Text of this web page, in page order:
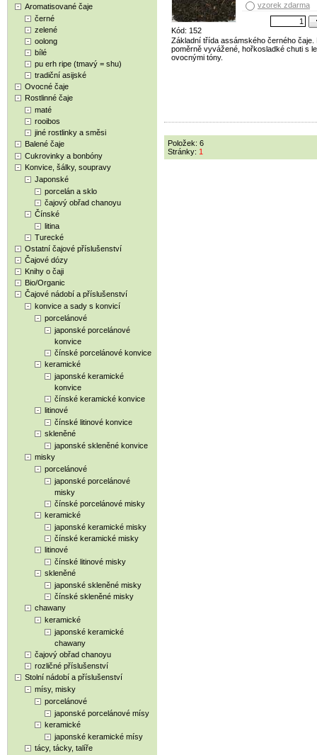
Aromatisované čaje
černé
zelené
oolong
bílé
pu erh ripe (tmavý = shu)
tradiční asijské
Ovocné čaje
Rostlinné čaje
maté
rooibos
jiné rostlinky a směsi
Balené čaje
Cukrovinky a bonbóny
Konvice, šálky, soupravy
Japonské
porcelán a sklo
čajový obřad chanoyu
Čínské
litina
Turecké
Ostatní čajové příslušenství
Čajové dózy
Knihy o čaji
Bio/Organic
Čajové nádobí a příslušenství
konvice a sady s konvicí
porcelánové
japonské porcelánové
konvice
čínské porcelánové konvice
keramické
japonské keramické
konvice
čínské keramické konvice
litinové
čínské litinové konvice
skleněné
japonské skleněné konvice
misky
porcelánové
japonské porcelánové
misky
čínské porcelánové misky
keramické
japonské keramické misky
čínské keramické misky
litinové
čínské litinové misky
skleněné
japonské skleněné misky
čínské skleněné misky
chawany
keramické
japonské keramické
chawany
čajový obřad chanoyu
rozličné příslušenství
Stolní nádobí a příslušenství
mísy, misky
porcelánové
japonské porcelánové mísy
keramické
japonské keramické mísy
tácy, tácky, talíře
Kód: 152
vzorek zdarma
Základní třída assámského černého čaje.
poměrně vyvážené, hořkosladké chuti s
ovocnými tóny.
Položek: 6
Stránky: 1